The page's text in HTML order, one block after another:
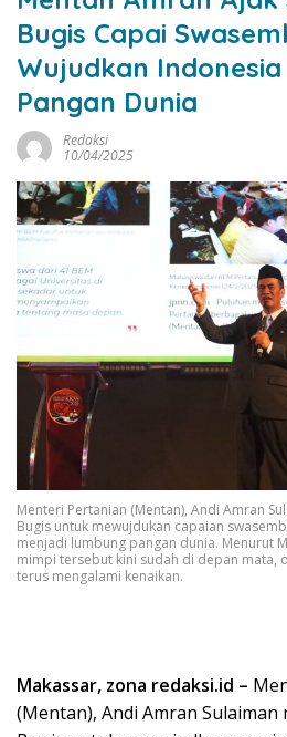
Bugis Capai
Wujudkan
Pangan Dunia
Redaksi
10/04/2025
Menteri Pertanian (Mentan), Andi Amran
Bugis untuk mewujdukan capaian
menjadi lumbung pangan dunia. Menurut
mimpi tersebut kini sudah di depan mata,
terus mengalami kenaikan.
Makassar, zona redaksi.id –
(Mentan), Andi Amran Sulaiman